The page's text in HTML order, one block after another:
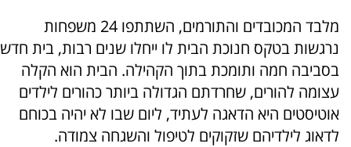
מלבד המכובדים והתורמים, השתתפו 24 משפחות
נרגשות בטקס חנוכת הבית לו ייחלו שנים רבות, בית חדש
בסביבה חמה ותומכת בתוך הקהילה. הבית הוא הקלה
עצומה להורים, שחרדתם הגדולה ביותר כהורים לילדים
אוטיסטים היא הדאגה לעתיד, ליום שבו לא יהיה בכוחם
לדאוג לילדיהם שזקוקים לטיפול והשגחה צמודה.